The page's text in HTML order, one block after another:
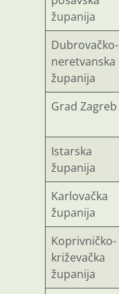
županija
Dubrovačko-
neretvanska
županija
Grad Zagreb
Istarska
županija
Karlovačka
županija
Koprivničko-
križevačka
županija